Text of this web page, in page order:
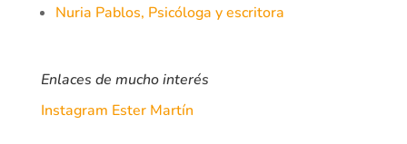
Nuria Pablos, Psicóloga y escritora
Enlaces de mucho interés
Instagram Ester Martín